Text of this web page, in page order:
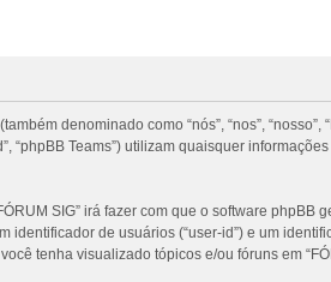
denominado como “nós”, “nos”, “nosso”,
“phpBB Teams”) utilizam quaisquer
SIG” irá fazer com que o software phpBB
de usuários (“user-id”) e um
tenha visualizado tópicos e/ou fóruns em